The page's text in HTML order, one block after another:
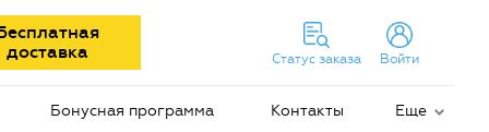
доставка
Статус заказа Войти
Бонусная программа Контакты Еще